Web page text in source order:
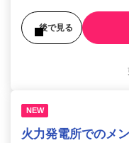
後で見る
NEW
火力発電所でのメ